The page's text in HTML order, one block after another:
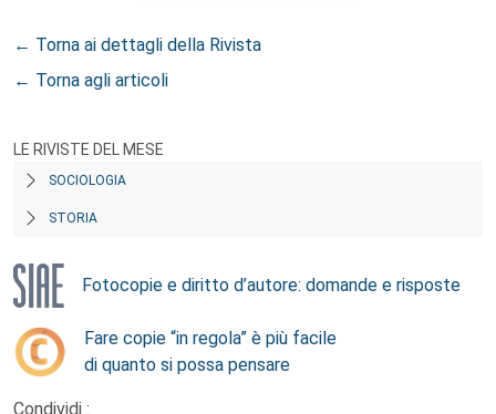
← Torna ai dettagli della Rivista
← Torna agli articoli
LE RIVISTE DEL MESE
SOCIOLOGIA
STORIA
Fotocopie e diritto d’autore: domande e risposte
Fare copie “in regola” è più facile
di quanto si possa pensare
Condividi :